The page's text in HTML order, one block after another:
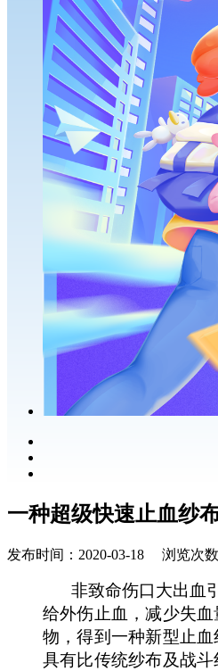
一种超级快速止血纱
发布时间：2020-03-18 浏览次
非致命伤口大出血
给外伤止血 ，减少失
物 ，得到一种新型止血
具有比传统纱布及战斗